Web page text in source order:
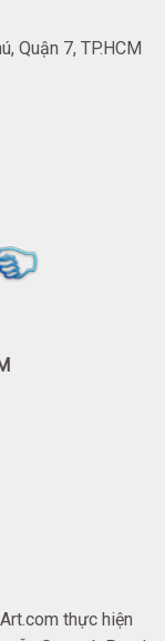
Quận 7, TP.HCM
thực hiện